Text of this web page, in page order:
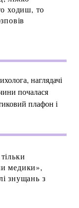
ходиш, то
наглядачі
почалася
плафон і
медики»,
знущань з